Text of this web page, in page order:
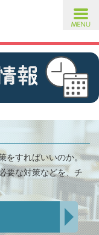
をすればいいのか。
要な対策などを、チ